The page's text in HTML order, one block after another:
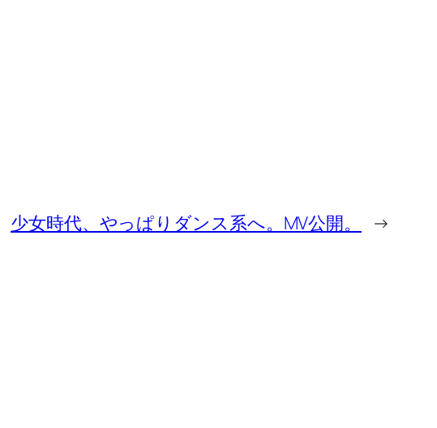
少女時代、やっぱりダンス系へ。MV公開。 →